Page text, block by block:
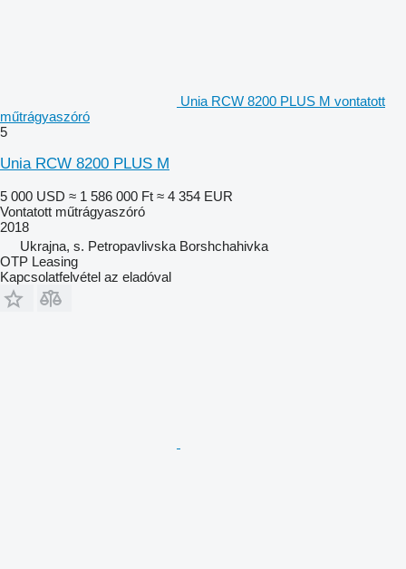
Unia RCW 8200 PLUS M vontatott
műtrágyaszóró
5
Unia RCW 8200 PLUS M
5 000 USD ≈ 1 586 000 Ft ≈ 4 354 EUR
Vontatott műtrágyaszóró
2018
Ukrajna, s. Petropavlivska Borshchahivka
OTP Leasing
Kapcsolatfelvétel az eladóval